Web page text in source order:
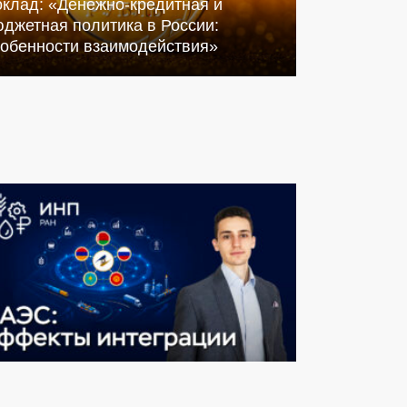
«Денежно-кредитная и
политика в России:
взаимодействия»